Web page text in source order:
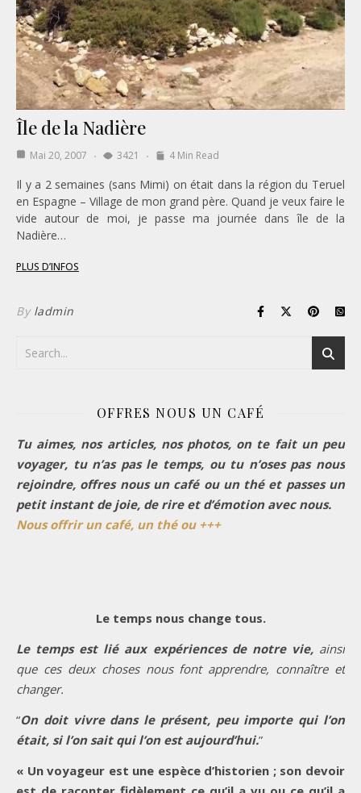
Île de la Nadière
Mai 20, 2007 3421 4 Min Read
Il y a 2 semaines (sans Mimi) on était dans la région du Teruel
en Espagne – Village de mon grand père. Quand je veux faire le
vide autour de moi, je passe ma journée dans île de la
Nadière…
PLUS D’INFOS
By ladmin
OFFRES NOUS UN CAFÉ
Tu aimes, nos articles, nos photos, on te fait un peu
voyager, tu n’as pas le temps, ou tu n’oses pas nous
rejoindre, offres nous un café ou un thé et passes un
petit instant de joie, de rire et d’émotion avec nous.
Nous offrir un café, un thé ou +++
Le temps nous change tous.
Le temps est lié aux expériences de notre vie, ainsi
que ces deux choses nous font apprendre, connaître et
changer.
“On doit vivre dans le présent, peu importe qui l’on
était, si l’on sait qui l’on est aujourd’hui.”
« Un voyageur est une espèce d’historien ; son devoir